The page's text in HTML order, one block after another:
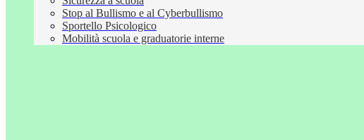
Stop al Bullismo e al Cyberbullismo
Sportello Psicologico
Mobilità scuola e graduatorie interne